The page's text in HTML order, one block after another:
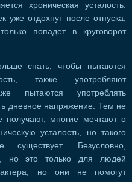
хроническая усталость.
уже отдохнут после отпуска,
попадет в круговорот
спать, чтобы пытаются
также употребляют
пытаются употреблять
дневное напряжение. Тем не
получают, многие мечтают о
усталость, но такого
существует. Безусловно,
но это только для людей
но они не помогут